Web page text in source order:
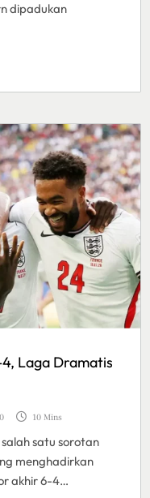
dipadukan
Laga Dramatis
0 10 Mins
satu sorotan
menghadirkan
akhir 6-4…